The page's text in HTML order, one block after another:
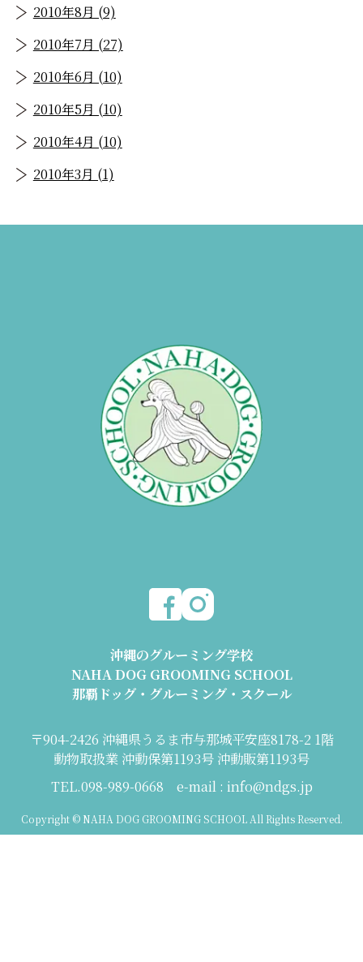
2010年8月 (9)
2010年7月 (27)
2010年6月 (10)
2010年5月 (10)
2010年4月 (10)
2010年3月 (1)
沖縄のグルーミング学校
NAHA DOG GROOMING SCHOOL
那覇ドッグ・グルーミング・スクール
〒904-2426 沖縄県うるま市与那城平安座8178-2 1階
動物取扱業 沖動保第1193号 沖動販第1193号
TEL.098-989-0668 e-mail : info@ndgs.jp
Copyright © NAHA DOG GROOMING SCHOOL All Rights Reserved.